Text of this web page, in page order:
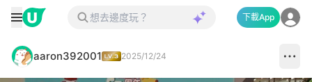
下載App
aaron392001 2025/12/24